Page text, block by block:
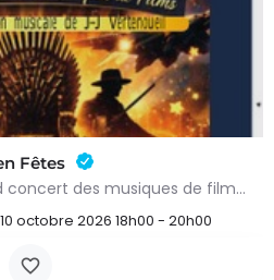
Fêtes
150 ans… Action !Le grand concert des musiques de films – 10 octobre 2026Préparez-vous à vivre une soirée…
10 octobre 2026 18h00 - 20h00